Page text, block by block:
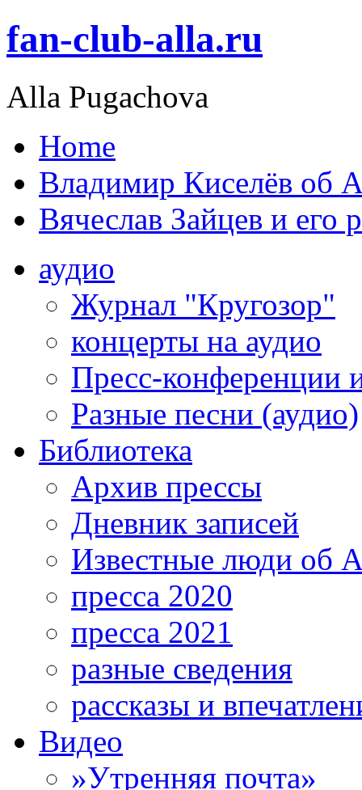
fan-club-alla.ru
Alla Pugachova
Home
Владимир Киселёв об
Вячеслав Зайцев и его
аудио
Журнал "Кругозор"
концерты на аудио
Пресс-конференции
Разные песни (аудио)
Библиотека
Архив прессы
Дневник записей
Известные люди об
пресса 2020
пресса 2021
разные сведения
рассказы и
Видео
»Утренняя почта»